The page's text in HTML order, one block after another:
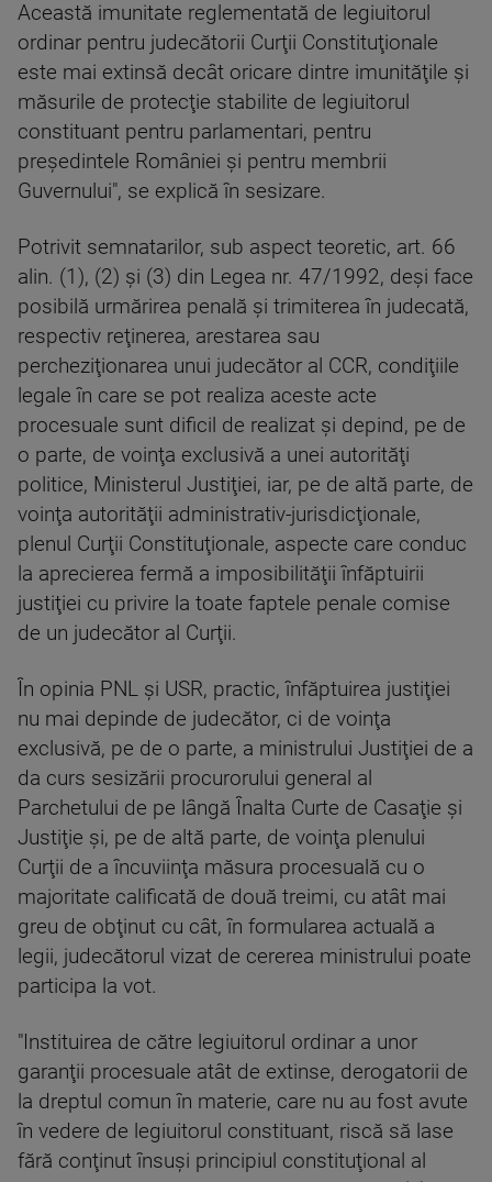
Această imunitate reglementată de legiuitorul
ordinar pentru judecătorii Curţii Constituţionale
este mai extinsă decât oricare dintre imunităţile şi
măsurile de protecţie stabilite de legiuitorul
constituant pentru parlamentari, pentru
preşedintele României şi pentru membrii
Guvernului", se explică în sesizare.
Potrivit semnatarilor, sub aspect teoretic, art. 66
alin. (1), (2) şi (3) din Legea nr. 47/1992, deşi face
posibilă urmărirea penală şi trimiterea în judecată,
respectiv reţinerea, arestarea sau
percheziţionarea unui judecător al CCR, condiţiile
legale în care se pot realiza aceste acte
procesuale sunt dificil de realizat şi depind, pe de
o parte, de voinţa exclusivă a unei autorităţi
politice, Ministerul Justiţiei, iar, pe de altă parte, de
voinţa autorităţii administrativ-jurisdicţionale,
plenul Curţii Constituţionale, aspecte care conduc
la aprecierea fermă a imposibilităţii înfăptuirii
justiţiei cu privire la toate faptele penale comise
de un judecător al Curţii.
În opinia PNL şi USR, practic, înfăptuirea justiţiei
nu mai depinde de judecător, ci de voinţa
exclusivă, pe de o parte, a ministrului Justiţiei de a
da curs sesizării procurorului general al
Parchetului de pe lângă Înalta Curte de Casaţie şi
Justiţie şi, pe de altă parte, de voinţa plenului
Curţii de a încuviinţa măsura procesuală cu o
majoritate calificată de două treimi, cu atât mai
greu de obţinut cu cât, în formularea actuală a
legii, judecătorul vizat de cererea ministrului poate
participa la vot.
"Instituirea de către legiuitorul ordinar a unor
garanţii procesuale atât de extinse, derogatorii de
la dreptul comun în materie, care nu au fost avute
în vedere de legiuitorul constituant, riscă să lase
fără conţinut însuşi principiul constituţional al